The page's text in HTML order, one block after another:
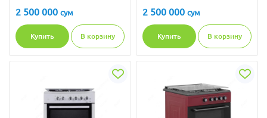
2 500 000 сум
Купить В корзину
2 500 000 сум
Купить В корзину